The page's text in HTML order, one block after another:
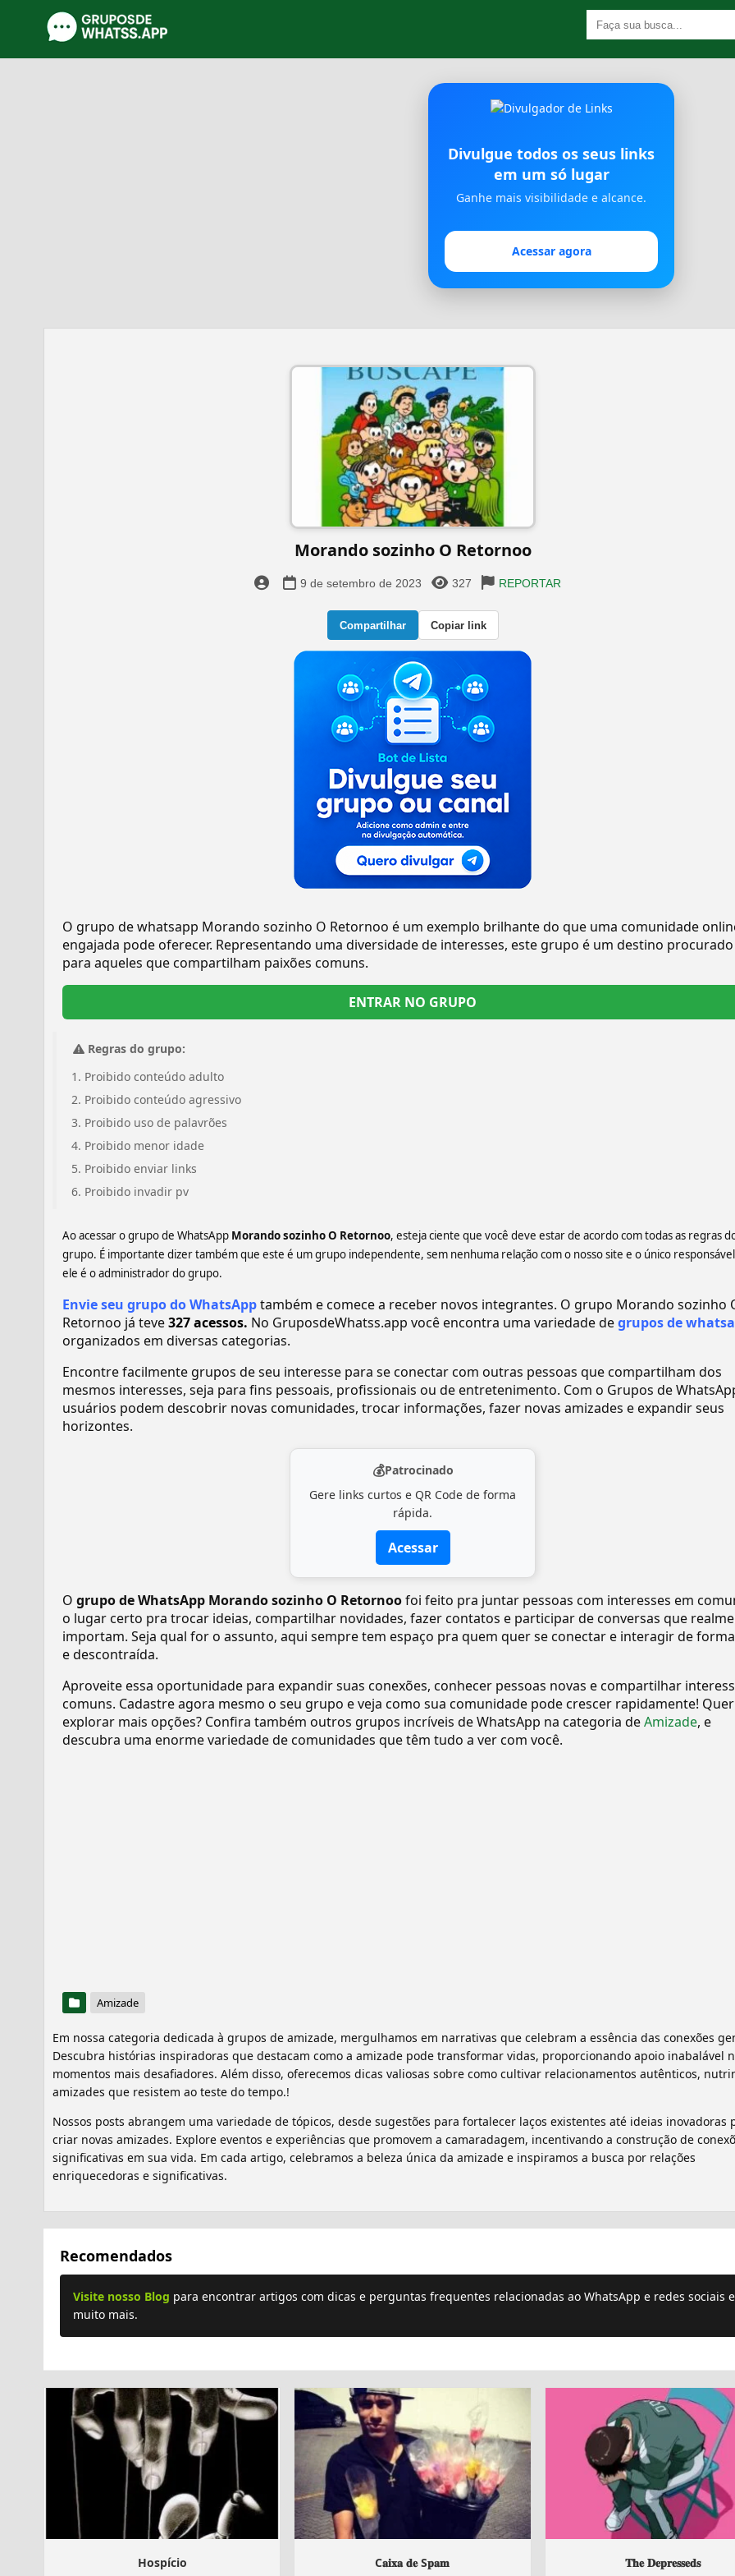
Divulgue todos os seus links
em um só lugar
Ganhe mais visibilidade e alcance.
Acessar agora
Morando sozinho O Retornoo
9 de setembro de 2023 327 REPORTAR
Compartilhar Copiar link
O grupo de whatsapp Morando sozinho O Retornoo é um exemplo brilhante do que uma comunidade
engajada pode oferecer. Representando uma diversidade de interesses, este grupo é um destino procurado
para aqueles que compartilham paixões comuns.
ENTRAR NO GRUPO
Regras do grupo:
Proibido conteúdo adulto
Proibido conteúdo agressivo
Proibido uso de palavrões
Proibido menor idade
Proibido enviar links
Proibido invadir pv
Ao acessar o grupo de WhatsApp Morando sozinho O Retornoo, esteja ciente que você deve estar de acordo com todas as regras
grupo. É importante dizer também que este é um grupo independente, sem nenhuma relação com o nosso site e o único
ele é o administrador do grupo.
Envie seu grupo do WhatsApptambém e comece a receber novos integrantes. O grupo Morando sozinho
Retornoo já teve327 acessos. No GruposdeWhatss.app você encontra uma variedade degrupos de
organizados em diversas categorias.
Encontre facilmente grupos de seu interesse para se conectar com outras pessoas que compartilham dos
mesmos interesses, seja para fins pessoais, profissionais ou de entretenimento. Com o Grupos de
usuários podem descobrir novas comunidades, trocar informações, fazer novas amizades e expandir seus
horizontes.
💰Patrocinado
Gere links curtos e QR Code de forma
rápida.
Acessar
O grupo de WhatsApp Morando sozinho O Retornoofoi feito pra juntar pessoas com interesses em
o lugar certo pra trocar ideias, compartilhar novidades, fazer contatos e participar de conversas que
importam. Seja qual for o assunto, aqui sempre tem espaço pra quem quer se conectar e interagir de
e descontraída.
Aproveite essa oportunidade para expandir suas conexões, conhecer pessoas novas e compartilhar
comuns. Cadastre agora mesmo o seu grupo e veja como sua comunidade pode crescer rapidamente! Quer
explorar mais opções? Confira também outros grupos incríveis de WhatsApp na categoria deAmizade, e
descubra uma enorme variedade de comunidades que têm tudo a ver com você.
Amizade
Em nossa categoria dedicada à grupos de amizade, mergulhamos em narrativas que celebram a essência das conexões
Descubra histórias inspiradoras que destacam como a amizade pode transformar vidas, proporcionando apoio inabalável
momentos mais desafiadores. Além disso, oferecemos dicas valiosas sobre como cultivar relacionamentos autênticos,
amizades que resistem ao teste do tempo.!
Nossos posts abrangem uma variedade de tópicos, desde sugestões para fortalecer laços existentes até ideias inovadoras
criar novas amizades. Explore eventos e experiências que promovem a camaradagem, incentivando a construção de
significativas em sua vida. Em cada artigo, celebramos a beleza única da amizade e inspiramos a busca por relações
enriquecedoras e significativas.
Recomendados
Visite nosso Blog para encontrar artigos com dicas e perguntas frequentes relacionadas ao WhatsApp e redes sociais e
muito mais.
Hospício C𝐚𝐢𝐱𝐚 𝐝𝐞 S𝐩𝐚𝐦 𝐓𝐡𝐞 𝐃𝐞𝐩𝐫𝐞𝐬𝐬𝐞𝐝𝐬